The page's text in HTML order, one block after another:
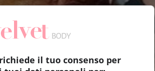
il tuo consenso per